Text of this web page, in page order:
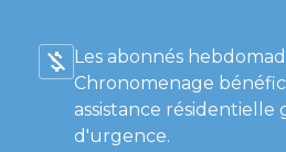
Les abonnés
Chronomenage
assistance résidentielle
d'urgence.